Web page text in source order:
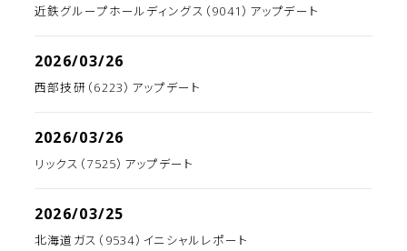
近鉄グループホールディングス（9041）アップデート
2026/03/26
西部技研（6223）アップデート
2026/03/26
リックス（7525）アップデート
2026/03/25
北海道ガス（9534）イニシャルレポート